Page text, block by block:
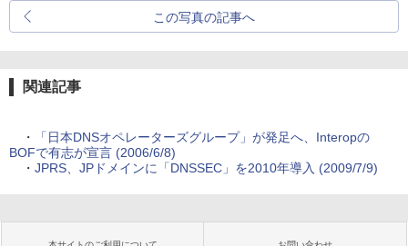
この写真の記事へ
関連記事
・
「日本DNSオペレーターズグループ」が発足へ、Interopの
BOFで有志が宣言 (2006/6/8)
・ JPRS、JPドメインに「DNSSEC」を2010年導入 (2009/7/9)